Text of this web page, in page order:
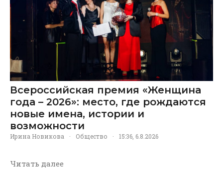
Всероссийская премия «Женщина
года – 2026»: место, где рождаются
новые имена, истории и
возможности
Ирина Новикова · Общество · 15:36, 6.8.2026
Читать далее